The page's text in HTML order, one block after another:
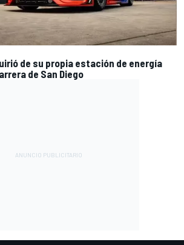
de su propia estación de energía
de San Diego